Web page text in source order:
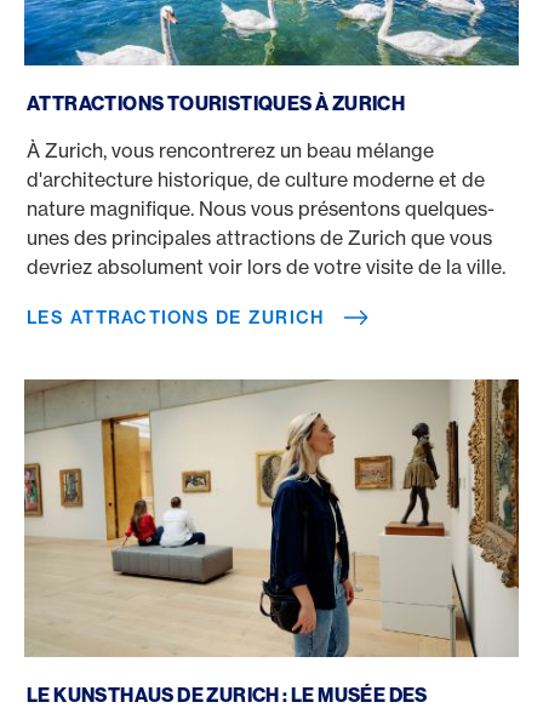
ATTRACTIONS TOURISTIQUES À ZURICH
À Zurich, vous rencontrerez un beau mélange
d'architecture historique, de culture moderne et de
nature magnifique. Nous vous présentons quelques-
unes des principales attractions de Zurich que vous
devriez absolument voir lors de votre visite de la ville.
LES ATTRACTIONS DE ZURICH
LE KUNSTHAUS DE ZURICH : LE MUSÉE DES